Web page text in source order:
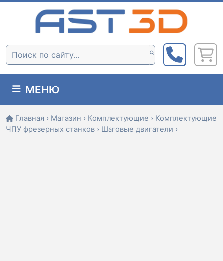
Skip
Поиск:
МЕНЮ
Главная › Магазин › Комплектующие › Комплектующие
ЧПУ фрезерных станков › Шаговые двигатели ›